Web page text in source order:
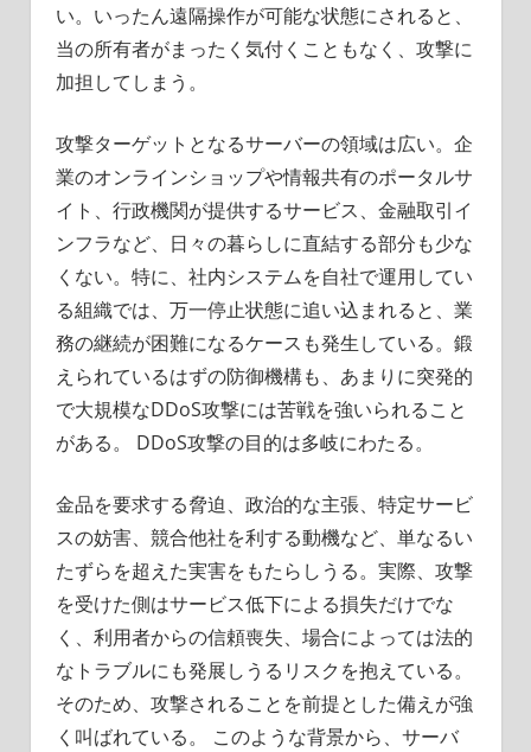
い。いったん遠隔操作が可能な状態にされると、
当の所有者がまったく気付くこともなく、攻撃に
加担してしまう。
攻撃ターゲットとなるサーバーの領域は広い。企
業のオンラインショップや情報共有のポータルサ
イト、行政機関が提供するサービス、金融取引イ
ンフラなど、日々の暮らしに直結する部分も少な
くない。特に、社内システムを自社で運用してい
る組織では、万一停止状態に追い込まれると、業
務の継続が困難になるケースも発生している。鍛
えられているはずの防御機構も、あまりに突発的
で大規模なDDoS攻撃には苦戦を強いられること
がある。 DDoS攻撃の目的は多岐にわたる。
金品を要求する脅迫、政治的な主張、特定サービ
スの妨害、競合他社を利する動機など、単なるい
たずらを超えた実害をもたらしうる。実際、攻撃
を受けた側はサービス低下による損失だけでな
く、利用者からの信頼喪失、場合によっては法的
なトラブルにも発展しうるリスクを抱えている。
そのため、攻撃されることを前提とした備えが強
く叫ばれている。 このような背景から、サーバ